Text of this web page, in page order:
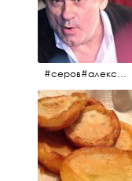
#серов#александрсеров#певец#народныйартист#эстрадныйпевец#композитор#тыменялюбишь#мадонна#ялюблютебядослёз